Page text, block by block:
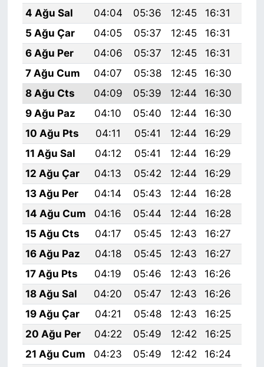
4 Ağu Sal
04:04 05:36 12:45 16:31
5 Ağu Çar
04:05 05:37 12:45 16:31
6 Ağu Per
04:06 05:37 12:45 16:31
7 Ağu Cum
04:07 05:38 12:45 16:30
8 Ağu Cts
04:09 05:39 12:44 16:30
9 Ağu Paz
04:10 05:40 12:44 16:30
10 Ağu Pts
04:11 05:41 12:44 16:29
11 Ağu Sal
04:12 05:41 12:44 16:29
12 Ağu Çar
04:13 05:42 12:44 16:29
13 Ağu Per
04:14 05:43 12:44 16:28
14 Ağu Cum
04:16 05:44 12:44 16:28
15 Ağu Cts
04:17 05:45 12:43 16:27
16 Ağu Paz
04:18 05:45 12:43 16:27
17 Ağu Pts
04:19 05:46 12:43 16:26
18 Ağu Sal
04:20 05:47 12:43 16:26
19 Ağu Çar
04:21 05:48 12:43 16:25
20 Ağu Per
04:22 05:49 12:42 16:25
21 Ağu Cum
04:23 05:49 12:42 16:24